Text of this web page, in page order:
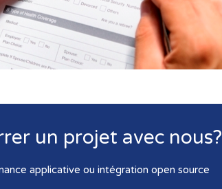
un projet avec nous?
applicative ou intégration open source